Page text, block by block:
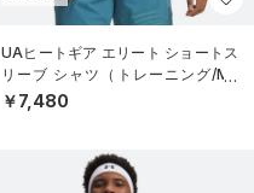
UAヒートギア エリート ショートス
リーブ シャツ（トレーニング/ME
N）
￥7,480